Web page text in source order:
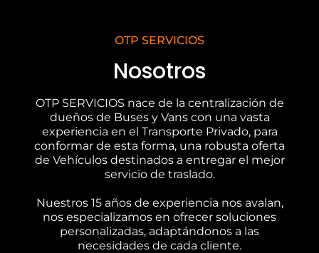
OTP SERVICIOS
Nosotros
OTP SERVICIOS nace de la centralización de
dueños de Buses y Vans con una vasta
experiencia en el Transporte Privado, para
conformar de esta forma, una robusta oferta
de Vehículos destinados a entregar el mejor
servicio de traslado.
Nuestros 15 años de experiencia nos avalan,
nos especializamos en ofrecer soluciones
personalizadas, adaptándonos a las
necesidades de cada cliente.